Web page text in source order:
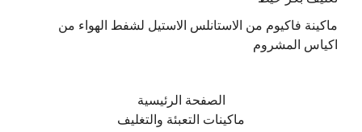
ماكينة فاكيوم من الاستانلس الاستيل لشفط الهواء من
اكياس المشروم
الصفحة الرئيسية
ماكينات التعبئة والتغليف